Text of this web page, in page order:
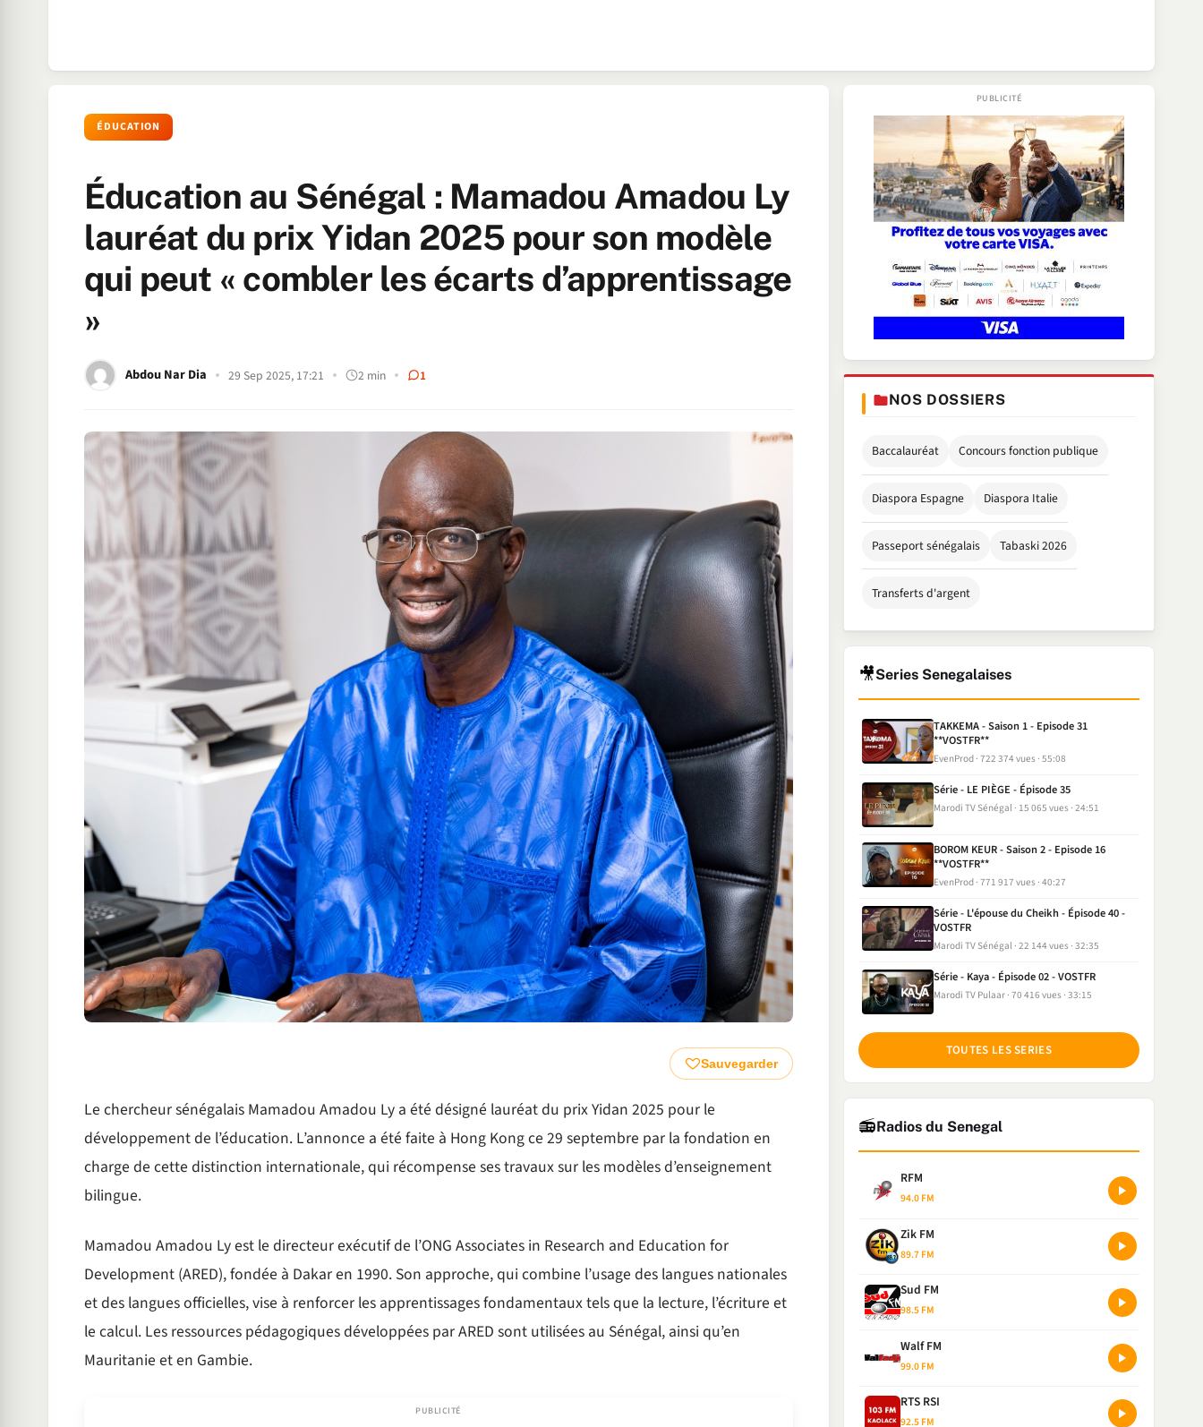
ÉDUCATION
Éducation au Sénégal : Mamadou Amadou Ly
lauréat du prix Yidan 2025 pour son modèle
qui peut « combler les écarts d’apprentissage
»
Abdou Nar Dia 29 Sep 2025, 17:21 2 min 1
Sauvegarder
Le chercheur sénégalais Mamadou Amadou Ly a été désigné lauréat du prix Yidan 2025 pour le
développement de l’éducation. L’annonce a été faite à Hong Kong ce 29 septembre par la fondation en
charge de cette distinction internationale, qui récompense ses travaux sur les modèles d’enseignement
bilingue.
Mamadou Amadou Ly est le directeur exécutif de l’ONG Associates in Research and Education for
Development (ARED), fondée à Dakar en 1990. Son approche, qui combine l’usage des langues nationales
et des langues officielles, vise à renforcer les apprentissages fondamentaux tels que la lecture, l’écriture et
le calcul. Les ressources pédagogiques développées par ARED sont utilisées au Sénégal, ainsi qu’en
Mauritanie et en Gambie.
NOS DOSSIERS
Baccalauréat Concours fonction publique
Diaspora Espagne Diaspora Italie
Passeport sénégalais Tabaski 2026
Transferts d'argent
🎥Series Senegalaises
TAKKEMA - Saison 1 - Episode 31
**VOSTFR**
EvenProd 722 374 vues 55:08
Série - LE PIÈGE - Épisode 35
Marodi TV Sénégal 15 065 vues 24:51
BOROM KEUR - Saison 2 - Episode 16
**VOSTFR**
EvenProd 771 917 vues 40:27
Série - L'épouse du Cheikh - Épisode 40 -
VOSTFR
Marodi TV Sénégal 22 144 vues 32:35
Série - Kaya - Épisode 02 - VOSTFR
Marodi TV Pulaar 70 416 vues 33:15
TOUTES LES SERIES
📻Radios du Senegal
RFM
94.0 FM
Zik FM
89.7 FM
Sud FM
98.5 FM
Walf FM
99.0 FM
RTS RSI
92.5 FM